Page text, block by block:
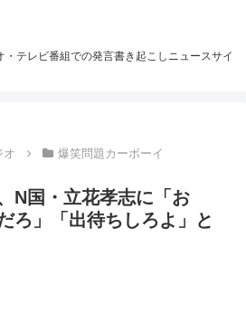
テレビ番組での発言書き起こしニュースサイ
オ 爆笑問題カーボーイ
N国・立花孝志に「お
ろ」「出待ちしろよ」と